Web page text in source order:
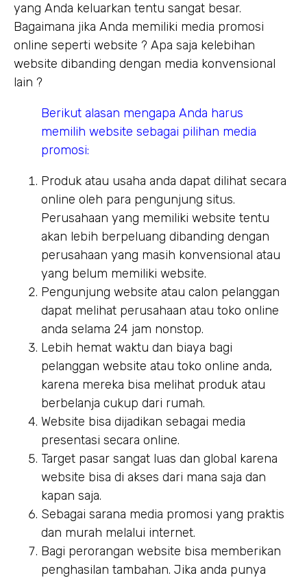
yang Anda keluarkan tentu sangat besar.
Bagaimana jika Anda memiliki media promosi
online seperti website ? Apa saja kelebihan
website dibanding dengan media konvensional
lain ?
Berikut alasan mengapa Anda harus
memilih website sebagai pilihan media
promosi:
Produk atau usaha anda dapat dilihat secara
online oleh para pengunjung situs.
Perusahaan yang memiliki website tentu
akan lebih berpeluang dibanding dengan
perusahaan yang masih konvensional atau
yang belum memiliki website.
Pengunjung website atau calon pelanggan
dapat melihat perusahaan atau toko online
anda selama 24 jam nonstop.
Lebih hemat waktu dan biaya bagi
pelanggan website atau toko online anda,
karena mereka bisa melihat produk atau
berbelanja cukup dari rumah.
Website bisa dijadikan sebagai media
presentasi secara online.
Target pasar sangat luas dan global karena
website bisa di akses dari mana saja dan
kapan saja.
Sebagai sarana media promosi yang praktis
dan murah melalui internet.
Bagi perorangan website bisa memberikan
penghasilan tambahan. Jika anda punya